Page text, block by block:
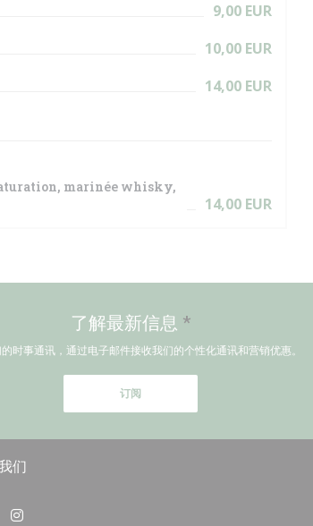
9,00 EUR
10,00 EUR
14,00 EUR
marinée whisky,
14,00 EUR
了解最新信息 *
时事通讯，通过电子邮件接收我们的个性化通讯和营销优惠。
订阅
们